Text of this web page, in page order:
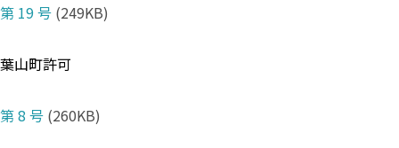
第 19 号 (249KB)
葉山町許可
第 8 号 (260KB)